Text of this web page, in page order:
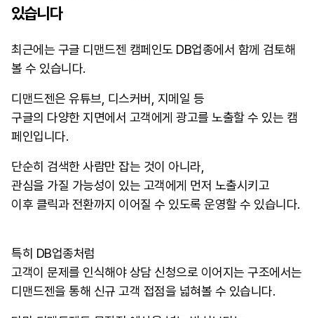
있습니다
최근에는 구글 디맨드젠 캠페인도 DB업종에서 함께 검토해
볼 수 있습니다.
디맨드젠은 유튜브, 디스커버, 지메일 등
구글의 다양한 지면에서 고객에게 광고를 노출할 수 있는 캠
페인입니다.
단순히 검색한 사람만 잡는 것이 아니라,
관심을 가질 가능성이 있는 고객에게 먼저 노출시키고
이후 클릭과 전환까지 이어질 수 있도록 운영할 수 있습니다.
특히 DB업종처럼
고객이 문제를 인식해야 상담 신청으로 이어지는 구조에서는
디맨드젠을 통해 신규 고객 접점을 넓혀볼 수 있습니다.